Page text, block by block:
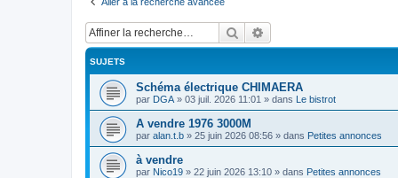
Rechercher
SUJETS
Schéma électrique CHIMAERA
par DGA » 03 juil. 2026 11:01 » dans Le bistrot
A vendre 1976 3000M
par alan.t.b » 25 juin 2026 08:56 » dans Petites annonces
à vendre
par Nico19 » 22 juin 2026 13:10 » dans Petites annonces